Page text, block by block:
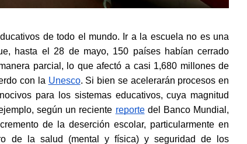
de todo el mundo. Ir a la escuela no es una
hasta el 28 de mayo, 150 países habían cerrado
parcial, lo que afectó a casi 1,680 millones de
con la Unesco. Si bien se acelerarán procesos en
para los sistemas educativos, cuya magnitud
según un reciente reporte del Banco Mundial,
de la deserción escolar, particularmente en
de la salud (mental y física) y seguridad de los